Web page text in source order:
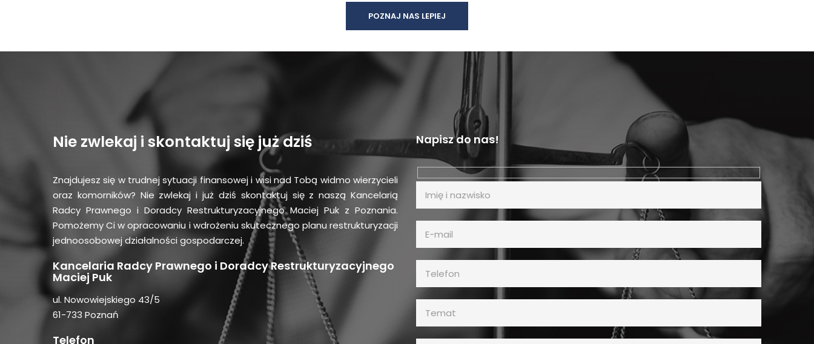
POZNAJ NAS LEPIEJ
Nie zwlekaj i skontaktuj się już dziś
Znajdujesz się w trudnej sytuacji finansowej i wisi nad Tobą widmo wierzycieli
oraz komorników? Nie zwlekaj i już dziś skontaktuj się z naszą Kancelarią
Radcy Prawnego i Doradcy Restrukturyzacyjnego Maciej Puk z Poznania.
Pomożemy Ci w opracowaniu i wdrożeniu skutecznego planu restrukturyzacji
jednoosobowej działalności gospodarczej.
Kancelaria Radcy Prawnego i Doradcy Restrukturyzacyjnego
Maciej Puk
ul. Nowowiejskiego 43/5
61-733 Poznań
Telefon
Napisz do nas!